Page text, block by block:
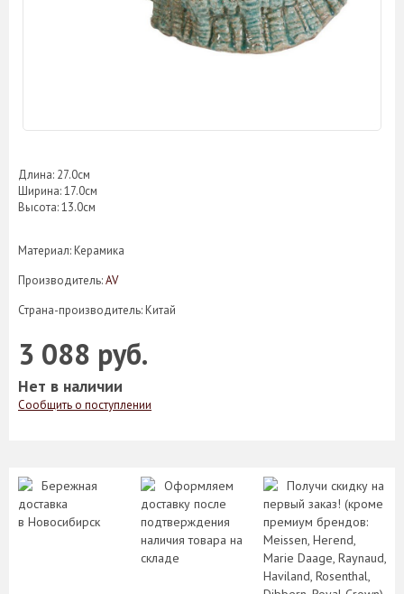
Длина: 27.0­см
Ширина: 17.0­см
Высота: 13.0­см
Материал: Керамика
Производитель:AV
Страна-производитель: Китай
3 088 руб.
Нет в наличии
Сообщить о поступлении
Бережная
доставка
в Новосибирск
Оформляем
доставку после
подтверждения
наличия товара на
складе
Получи скидку на
первый заказ! (кроме
премиум брендов:
Meissen, Herend,
Marie Daage, Raynaud,
Haviland, Rosenthal,